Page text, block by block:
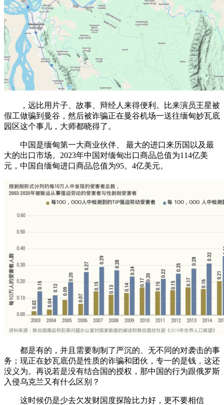
，远比用片子、故事、辩经人来得便利。比来演员王星被
假工做骗到曼谷，然后被诈骗正在曼谷机场一送往缅甸妙瓦底
园区这个事儿，大师都晓得了。
中国是缅甸第一大商业伙伴、 最大的进口来历国以及最
大的出口市场。2023年中国对缅甸出口商品总值为114亿美
元，中国自缅甸进口商品总值为95。4亿美元。
都是有的，并且需要制制了严沉的、无不同的对袭击的事
务；现正在妙瓦底仍是性质的诈骗和团伙，专一的是钱，这还
没义为。再说若是没有结合国的授权，那中国的行为跟俄罗斯
入侵乌克兰又有什么区别？
这时候仍是少去欠发财国度探险比力好，更不要相信